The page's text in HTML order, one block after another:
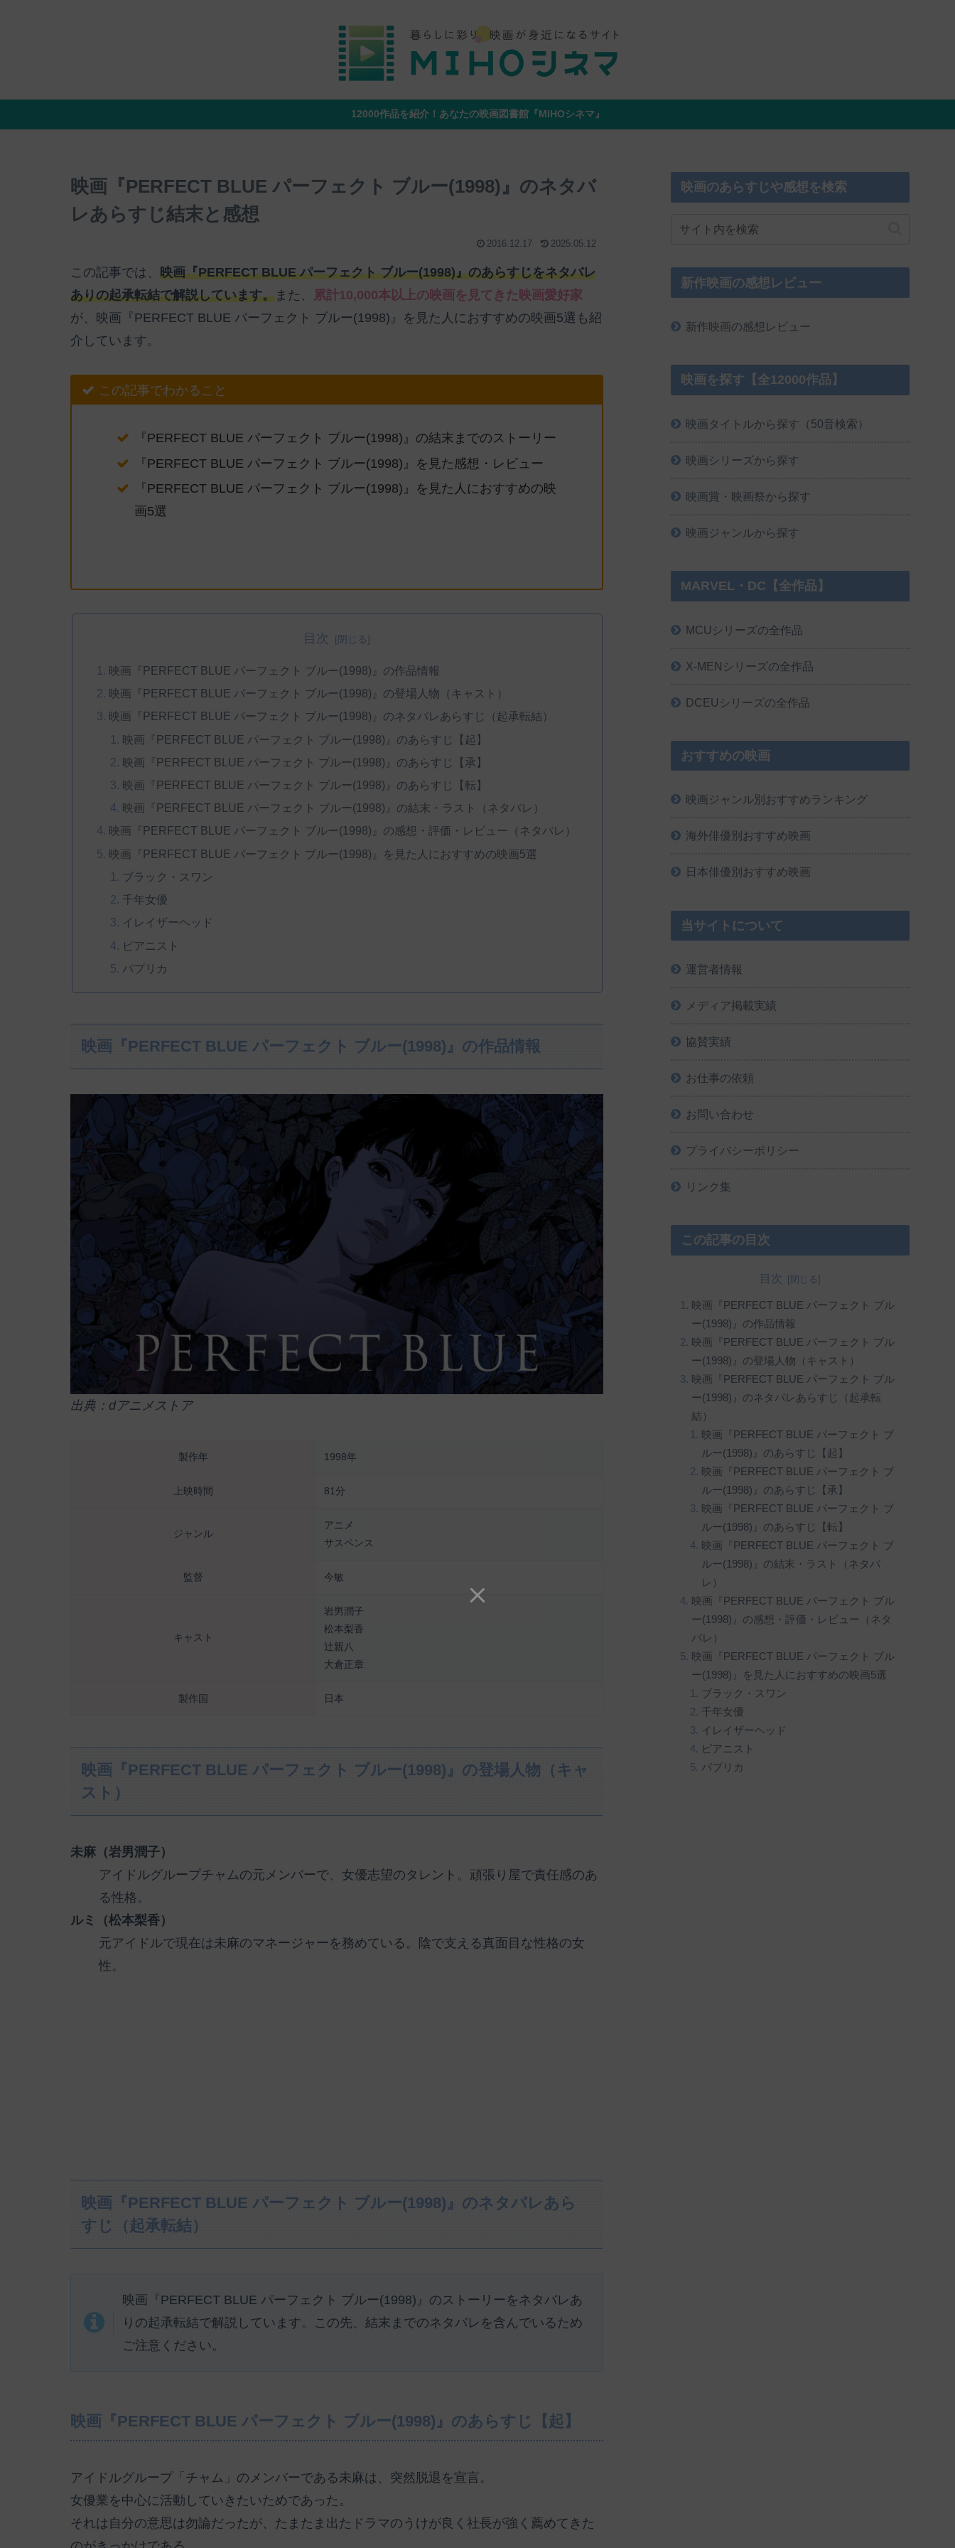
12000作品を紹介！あなたの映画図書館『MIHOシネマ』
映画『PERFECT BLUE パーフェクト ブルー(1998)』のネタバ
レあらすじ結末と感想
2016.12.17 2025.05.12
この記事では、 映画『PERFECT BLUE パーフェクト ブルー(1998)』のあらすじをネタバレ
ありの起承転結で解説しています。 また、
累計10,000本以上の映画を見てきた映画愛好家
が、映画『PERFECT BLUE パーフェクト ブルー(1998)』を見た人におすすめの映画5選も紹
介しています。
この記事でわかること
『PERFECT BLUE パーフェクト ブルー(1998)』の結末までのストーリー
『PERFECT BLUE パーフェクト ブルー(1998)』を見た感想・レビュー
『PERFECT BLUE パーフェクト ブルー(1998)』を見た人におすすめの映
画5選
目次
映画『PERFECT BLUE パーフェクト ブルー(1998)』の作品情報
映画『PERFECT BLUE パーフェクト ブルー(1998)』の登場人物（キャスト）
映画『PERFECT BLUE パーフェクト ブルー(1998)』のネタバレあらすじ（起承転結）
映画『PERFECT BLUE パーフェクト ブルー(1998)』のあらすじ【起】
映画『PERFECT BLUE パーフェクト ブルー(1998)』のあらすじ【承】
映画『PERFECT BLUE パーフェクト ブルー(1998)』のあらすじ【転】
映画『PERFECT BLUE パーフェクト ブルー(1998)』の結末・ラスト（ネタバレ）
映画『PERFECT BLUE パーフェクト ブルー(1998)』の感想・評価・レビュー（ネタバレ）
映画『PERFECT BLUE パーフェクト ブルー(1998)』を見た人におすすめの映画5選
ブラック・スワン
千年女優
イレイザーヘッド
ピアニスト
パプリカ
映画『PERFECT BLUE パーフェクト ブルー(1998)』の作品情報
出典：dアニメストア
製作年 1998年
上映時間 81分
ジャンル
アニメ
サスペンス
監督 今敏
キャスト
岩男潤子
松本梨香
辻親八
大倉正章
製作国 日本
映画『PERFECT BLUE パーフェクト ブルー(1998)』の登場人物（キャ
スト）
未麻（岩男潤子）
アイドルグループチャムの元メンバーで、女優志望のタレント。頑張り屋で責任感のあ
る性格。
ルミ（松本梨香）
元アイドルで現在は未麻のマネージャーを務めている。陰で支える真面目な性格の女
性。
映画『PERFECT BLUE パーフェクト ブルー(1998)』のネタバレあら
すじ（起承転結）
映画『PERFECT BLUE パーフェクト ブルー(1998)』のストーリーをネタバレあ
りの起承転結で解説しています。この先、結末までのネタバレを含んでいるため
ご注意ください。
映画『PERFECT BLUE パーフェクト ブルー(1998)』のあらすじ【起】
アイドルグループ「チャム」のメンバーである未麻は、突然脱退を宣言。
女優業を中心に活動していきたいためであった。
それは自分の意思は勿論だったが、たまたま出たドラマのうけが良く社長が強く薦めてきた
映画のあらすじや感想を検索
新作映画の感想レビュー
新作映画の感想レビュー
映画を探す【全12000作品】
映画タイトルから探す（50音検索）
映画シリーズから探す
映画賞・映画祭から探す
映画ジャンルから探す
MARVEL・DC【全作品】
MCUシリーズの全作品
X-MENシリーズの全作品
DCEUシリーズの全作品
おすすめの映画
映画ジャンル別おすすめランキング
海外俳優別おすすめ映画
日本俳優別おすすめ映画
当サイトについて
運営者情報
メディア掲載実績
協賛実績
お仕事の依頼
お問い合わせ
プライバシーポリシー
リンク集
この記事の目次
目次
映画『PERFECT BLUE パーフェクト ブル
ー(1998)』の作品情報
映画『PERFECT BLUE パーフェクト ブル
ー(1998)』の登場人物（キャスト）
映画『PERFECT BLUE パーフェクト ブル
ー(1998)』のネタバレあらすじ（起承転
結）
映画『PERFECT BLUE パーフェクト ブ
ルー(1998)』のあらすじ【起】
映画『PERFECT BLUE パーフェクト ブ
ルー(1998)』のあらすじ【承】
映画『PERFECT BLUE パーフェクト ブ
ルー(1998)』のあらすじ【転】
映画『PERFECT BLUE パーフェクト ブ
ルー(1998)』の結末・ラスト（ネタバ
レ）
映画『PERFECT BLUE パーフェクト ブル
ー(1998)』の感想・評価・レビュー（ネタ
バレ）
映画『PERFECT BLUE パーフェクト ブル
ー(1998)』を見た人におすすめの映画5選
ブラック・スワン
千年女優
イレイザーヘッド
ピアニスト
パプリカ